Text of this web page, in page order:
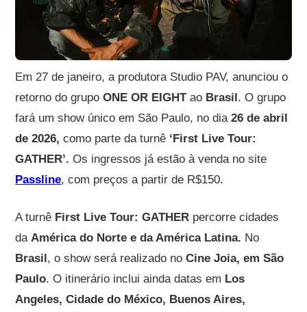
Em 27 de janeiro, a produtora Studio PAV, anunciou o
retorno do grupoONE OR EIGHTao Brasil. O grupo
fará um show único em São Paulo, no dia26 de abril
de 2026, como parte da turnê ‘First Live Tour:
GATHER’. Os ingressos já estão à venda no site
Passline, com preços a partir de R$150.
A turnê First Live Tour: GATHER percorre cidades
daAmérica do Norte e da América Latina. No
Brasil, o show será realizado noCine Joia, em São
Paulo. O itinerário inclui ainda datas em Los
Angeles, Cidade do México, Buenos Aires,